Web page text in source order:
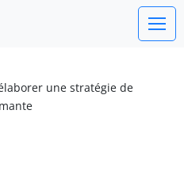
une stratégie de